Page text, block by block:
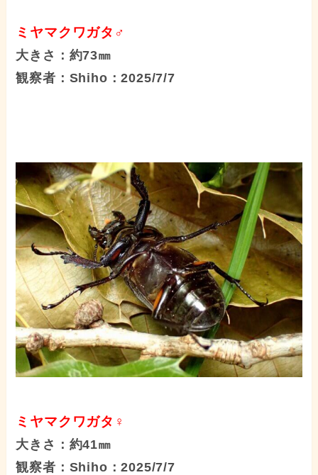
ミヤマクワガタ♂
大きさ：約73㎜
観察者：Shiho：2025/7/7
ミヤマクワガタ♀
大きさ：約41㎜
観察者：Shiho：2025/7/7